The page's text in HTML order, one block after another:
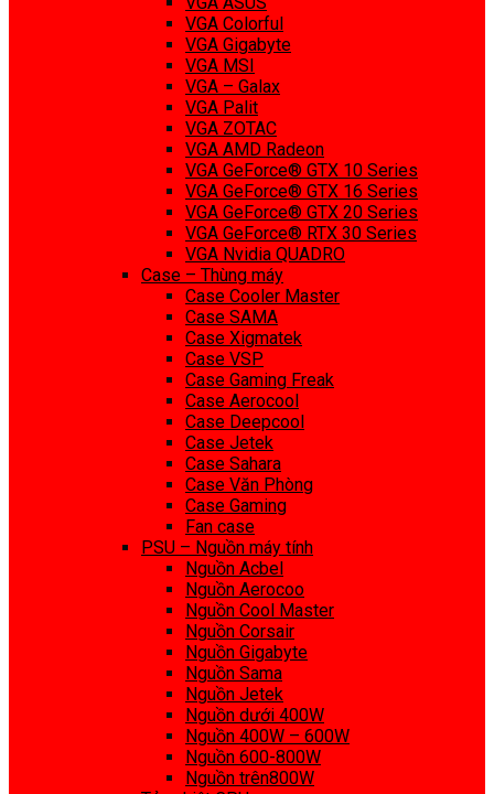
VGA Colorful
VGA Gigabyte
VGA MSI
VGA – Galax
VGA Palit
VGA ZOTAC
VGA AMD Radeon
VGA GeForce® GTX 10 Series
VGA GeForce® GTX 16 Series
VGA GeForce® GTX 20 Series
VGA GeForce® RTX 30 Series
VGA Nvidia QUADRO
Case – Thùng máy
Case Cooler Master
Case SAMA
Case Xigmatek
Case VSP
Case Gaming Freak
Case Aerocool
Case Deepcool
Case Jetek
Case Sahara
Case Văn Phòng
Case Gaming
Fan case
PSU – Nguồn máy tính
Nguồn Acbel
Nguồn Aerocoo
Nguồn Cool Master
Nguồn Corsair
Nguồn Gigabyte
Nguồn Sama
Nguồn Jetek
Nguồn dưới 400W
Nguồn 400W – 600W
Nguồn 600-800W
Nguồn trên800W